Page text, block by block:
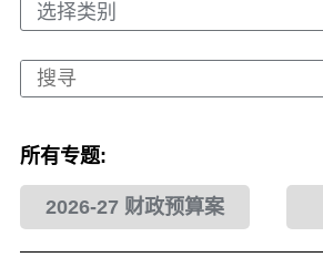
选择类别
所有专题:
2026-27 财政预算案